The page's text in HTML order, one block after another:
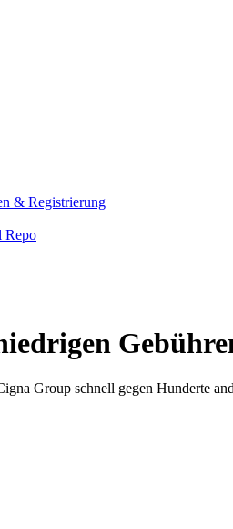
& Registrierung
Repo
Group schnell gegen Hunderte